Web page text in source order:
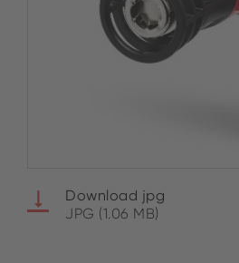
Download jpg
JPG (1.06 MB)